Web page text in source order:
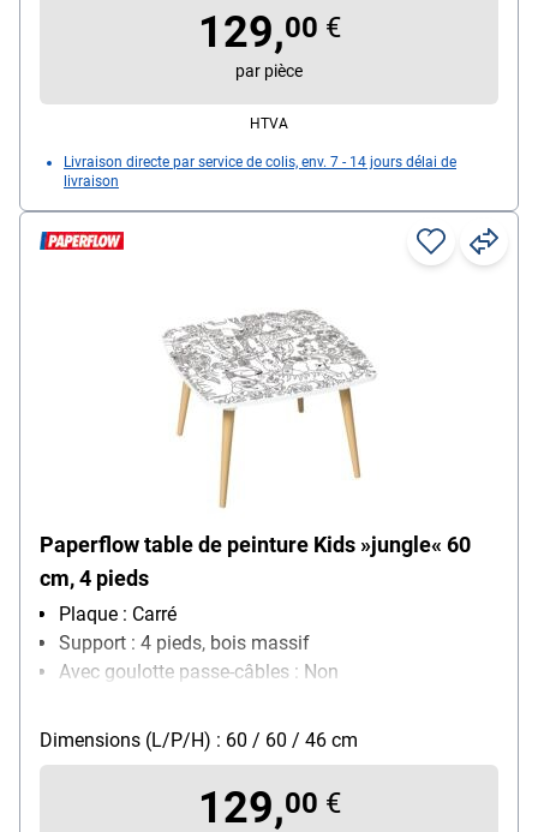
129,00 €
par pièce
HTVA
Livraison directe par service de colis, env. 7 - 14 jours délai de
livraison
Paperflow table de peinture Kids »jungle« 60
cm, 4 pieds
Plaque : Carré
Support : 4 pieds, bois massif
Avec goulotte passe-câbles : Non
Dimensions (L/P/H) : 60 / 60 / 46 cm
129,00 €